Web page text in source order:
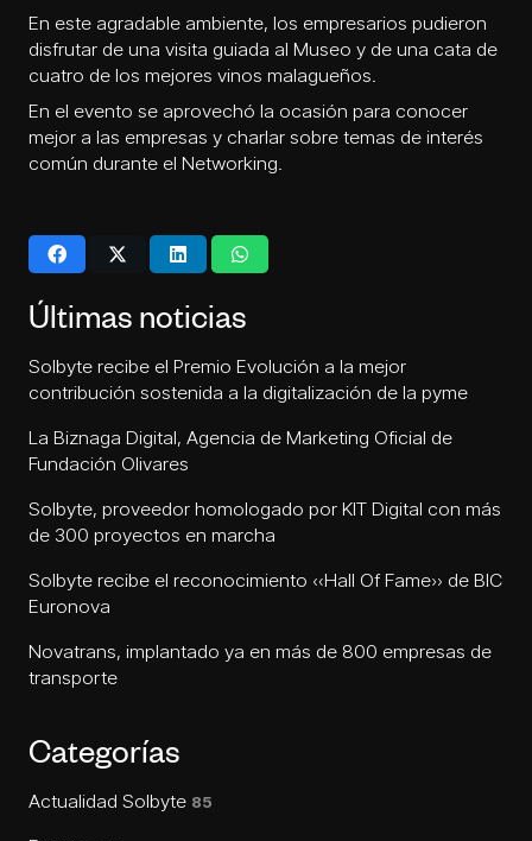
En este agradable ambiente, los empresarios pudieron
disfrutar de una visita guiada al Museo y de una cata de
cuatro de los mejores vinos malagueños.
En el evento se aprovechó la ocasión para conocer
mejor a las empresas y charlar sobre temas de interés
común durante el Networking.
Últimas noticias
Solbyte recibe el Premio Evolución a la mejor
contribución sostenida a la digitalización de la pyme
La Biznaga Digital, Agencia de Marketing Oficial de
Fundación Olivares
Solbyte, proveedor homologado por KIT Digital con más
de 300 proyectos en marcha
Solbyte recibe el reconocimiento «Hall Of Fame» de BIC
Euronova
Novatrans, implantado ya en más de 800 empresas de
transporte
Categorías
Actualidad Solbyte 85